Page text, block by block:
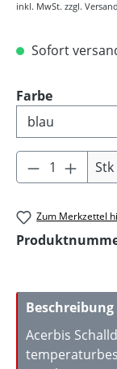
inkl. MwSt. zzgl.
Sofort
Farbeauswählen
Produkt Stk
Zum Merkzettel
Beschreibung
Acerbis